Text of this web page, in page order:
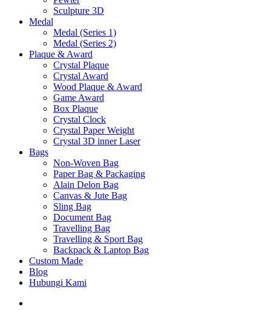
Sculpture 3D
Medal
Medal (Series 1)
Medal (Series 2)
Plaque & Award
Crystal Plaque
Crystal Award
Wood Plaque & Award
Game Award
Box Plaque
Crystal Clock
Crystal Paper Weight
Crystal 3D inner Laser
Bags
Non-Woven Bag
Paper Bag & Packaging
Alain Delon Bag
Canvas & Jute Bag
Sling Bag
Document Bag
Travelling Bag
Travelling & Sport Bag
Backpack & Laptop Bag
Custom Made
Blog
Hubungi Kami